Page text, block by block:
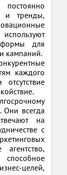
и тренды,
для
кампаний.
каждого
Они всегда
на
с
целей,